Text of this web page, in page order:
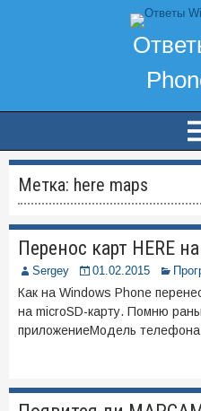
Метка: here maps
Перенос карт HERE
Sergey 01.02.2015
Как на Windows Phone
на microSD-карту. Помню
приложениеМодель телефона